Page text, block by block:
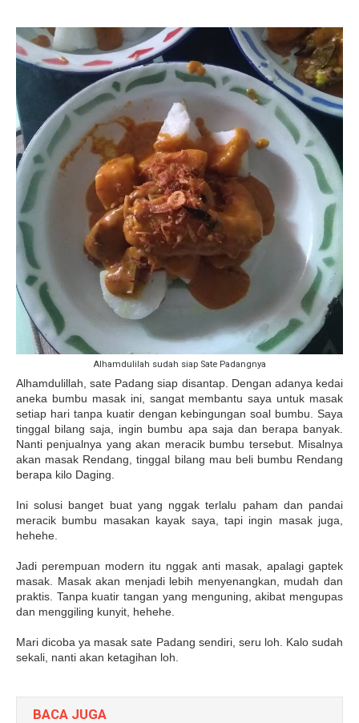
Alhamdulilah sudah siap Sate Padangnya
Alhamdulillah, sate Padang siap disantap. Dengan adanya kedai
aneka bumbu masak ini, sangat membantu saya untuk masak
setiap hari tanpa kuatir dengan kebingungan soal bumbu. Saya
tinggal bilang saja, ingin bumbu apa saja dan berapa banyak.
Nanti penjualnya yang akan meracik bumbu tersebut. Misalnya
akan masak Rendang, tinggal bilang mau beli bumbu Rendang
berapa kilo Daging.
Ini solusi banget buat yang nggak terlalu paham dan pandai
meracik bumbu masakan kayak saya, tapi ingin masak juga,
hehehe.
Jadi perempuan modern itu nggak anti masak, apalagi gaptek
masak. Masak akan menjadi lebih menyenangkan, mudah dan
praktis. Tanpa kuatir tangan yang menguning, akibat mengupas
dan menggiling kunyit, hehehe.
Mari dicoba ya masak sate Padang sendiri, seru loh. Kalo sudah
sekali, nanti akan ketagihan loh.
BACA JUGA